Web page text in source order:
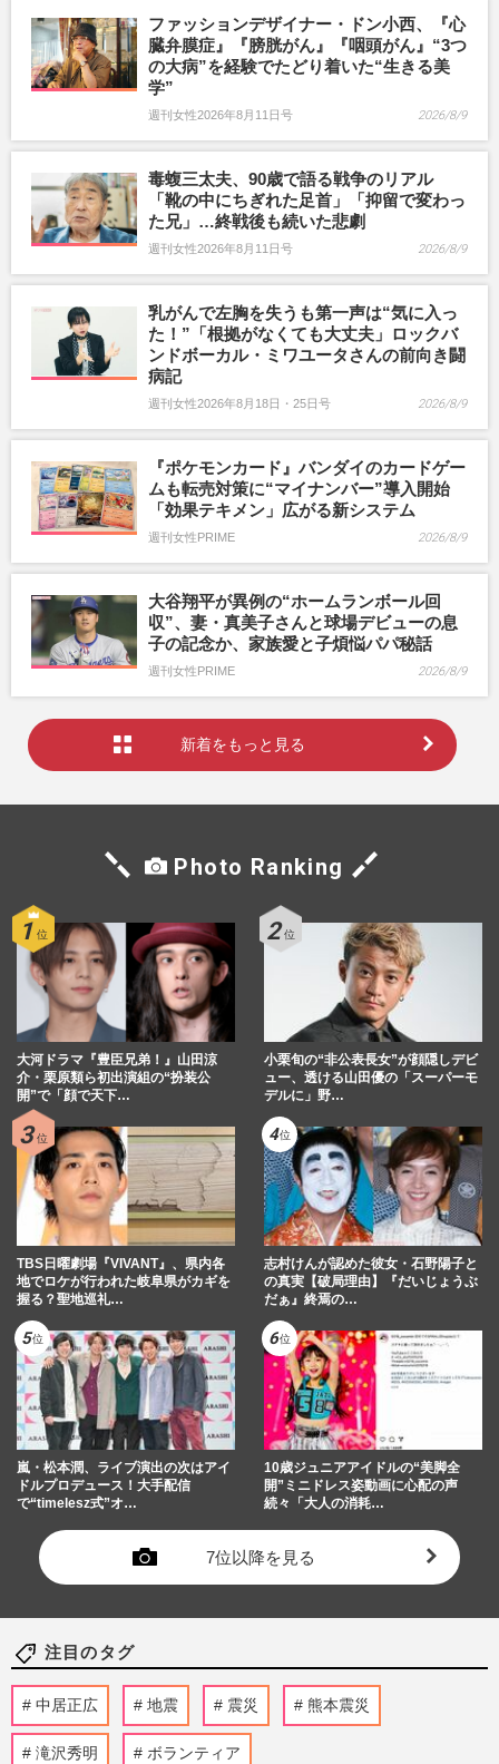
ファッションデザイナー・ドン小西、『心
臓弁膜症』『膀胱がん』『咽頭がん』“3つ
の大病”を経験でたどり着いた“生きる美
学”
週刊女性2026年8月11日号 2026/8/9
毒蝮三太夫、90歳で語る戦争のリアル
「靴の中にちぎれた足首」「抑留で変わっ
た兄」…終戦後も続いた悲劇
週刊女性2026年8月11日号 2026/8/9
乳がんで左胸を失うも第一声は“気に入っ
た！”「根拠がなくても大丈夫」ロックバ
ンドボーカル・ミワユータさんの前向き闘
病記
週刊女性2026年8月18日・25日号 2026/8/9
『ポケモンカード』バンダイのカードゲー
ムも転売対策に“マイナンバー”導入開始
「効果テキメン」広がる新システム
週刊女性PRIME 2026/8/9
大谷翔平が異例の“ホームランボール回
収”、妻・真美子さんと球場デビューの息
子の記念か、家族愛と子煩悩パパ秘話
週刊女性PRIME 2026/8/9
新着をもっと見る
Photo Ranking
大河ドラマ『豊臣兄弟！』山田涼
介・栗原類ら初出演組の“扮装公
開”で「顔で天下…
小栗旬の“非公表長女”が顔隠しデビ
ュー、透ける山田優の「スーパーモ
デルに」野…
TBS日曜劇場『VIVANT』、県内各
地でロケが行われた岐阜県がカギを
握る？聖地巡礼…
志村けんが認めた彼女・石野陽子と
の真実【破局理由】『だいじょうぶ
だぁ』終焉の…
嵐・松本潤、ライブ演出の次はアイ
ドルプロデュース！大手配信
で“timelesz式”オ…
10歳ジュニアアイドルの“美脚全
開”ミニドレス姿動画に心配の声
続々「大人の消耗…
7位以降を見る
注目のタグ
中居正広 地震 震災 熊本震災
滝沢秀明 ボランティア